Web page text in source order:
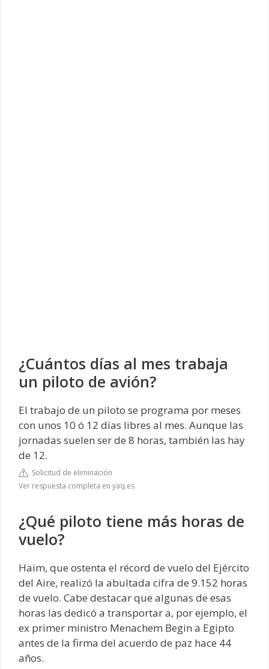
¿Cuántos días al mes trabaja
un piloto de avión?
El trabajo de un piloto se programa por meses
con unos 10 ó 12 días libres al mes. Aunque las
jornadas suelen ser de 8 horas, también las hay
de 12.
Solicitud de eliminación
Ver respuesta completa en yaq.es
¿Qué piloto tiene más horas de
vuelo?
Haim, que ostenta el récord de vuelo del Ejército
del Aire, realizó la abultada cifra de 9.152 horas
de vuelo. Cabe destacar que algunas de esas
horas las dedicó a transportar a, por ejemplo, el
ex primer ministro Menachem Begin a Egipto
antes de la firma del acuerdo de paz hace 44
años.